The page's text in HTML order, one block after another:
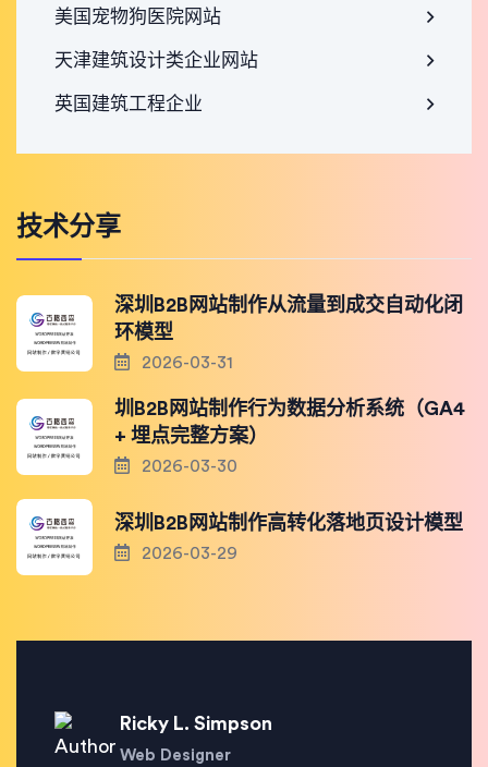
美国宠物狗医院网站
天津建筑设计类企业网站
英国建筑工程企业
技术分享
深圳B2B网站制作从流量到成交自动化闭
环模型
2026-03-31
圳B2B网站制作行为数据分析系统（GA4
+ 埋点完整方案）
2026-03-30
深圳B2B网站制作高转化落地页设计模型
2026-03-29
Ricky L. Simpson
Web Designer